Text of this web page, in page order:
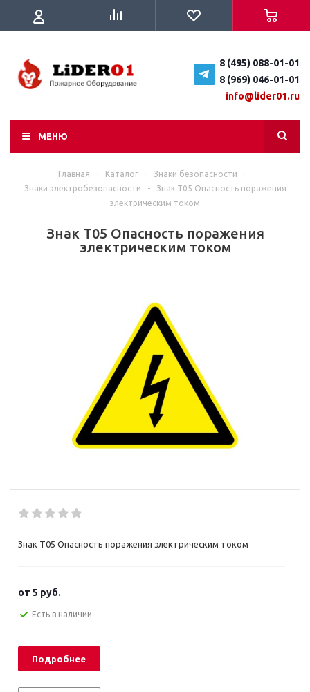
8 (495) 088-01-01
8 (969) 046-01-01
info@lider01.ru
МЕНЮ
Главная - Каталог - Знаки безопасности
-
Знаки электробезопасности
-
Знак T05 Опасность поражения
электрическим током
Знак T05 Опасность поражения
электрическим током
Знак T05 Опасность поражения электрическим током
от 5 руб.
Есть в наличии
Подробнее